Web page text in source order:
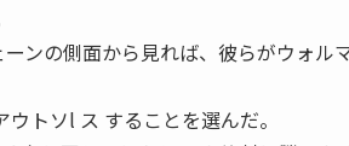
ンの側面から見れば、彼らがウォル
トソl ス することを選んだ。